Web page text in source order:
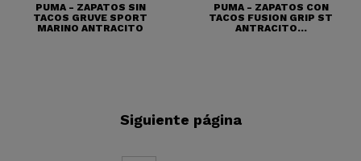
PUMA - ZAPATOS SIN
TACOS GRUVE SPORT
MARINO ANTRACITO
PUMA - ZAPATOS CON
TACOS FUSION GRIP ST
ANTRACITO...
Siguiente página